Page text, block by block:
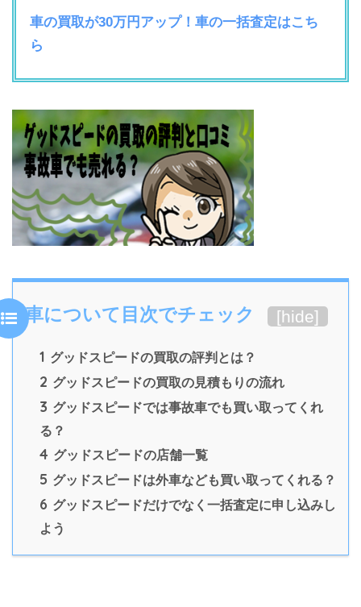
車の買取が30万円アップ！車の一括査定はこち
ら
車について目次でチェック [hide]
1 グッドスピードの買取の評判とは？
2 グッドスピードの買取の見積もりの流れ
3 グッドスピードでは事故車でも買い取ってくれ
る？
4 グッドスピードの店舗一覧
5 グッドスピードは外車なども買い取ってくれる？
6 グッドスピードだけでなく一括査定に申し込みし
よう